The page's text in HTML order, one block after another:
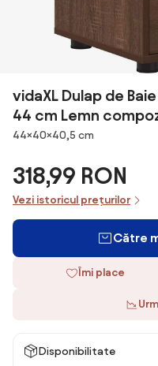
vidaXL Dulap de
44 cm Lemn
Dimensiuni
44×40×40,5 cm
318,99 RON
Vezi istoricul prețurilor
Către
Îmi place
Disponibilitate